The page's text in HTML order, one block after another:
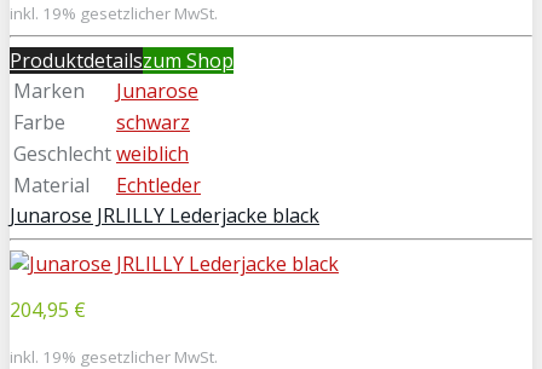
inkl. 19% gesetzlicher MwSt.
Produktdetailszum Shop
Marken
Junarose
Farbe
schwarz
Geschlechtweiblich
Material
Echtleder
Junarose JRLILLY Lederjacke black
204,95 €
inkl. 19% gesetzlicher MwSt.